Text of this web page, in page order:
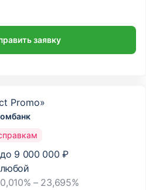
заявку
Promo»
до 9 000 000 ₽
любой
0,010% – 23,695%